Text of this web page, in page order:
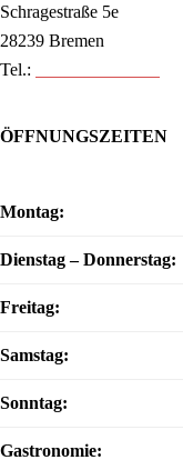
Schragestraße 5e
28239 Bremen
Tel.:
ÖFFNUNGSZEITEN
Montag:
Dienstag – Donnerstag:
Freitag:
Samstag:
Sonntag:
Gastronomie: